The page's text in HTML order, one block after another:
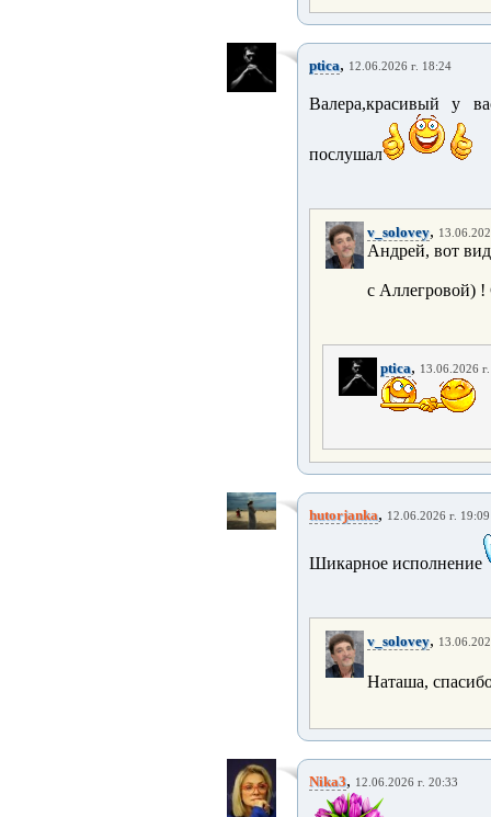
ptica, 12.06.2026 г. 18:24
Валера,красивый у
послушал
v_solovey,
Андрей, вот
с Аллегровой)
ptica, 13.06.2026
hutorjanka, 12.06.2026 г. 19:09
Шикарное исполнение
v_solovey,
Наташа,
Nika3, 12.06.2026 г. 20:33